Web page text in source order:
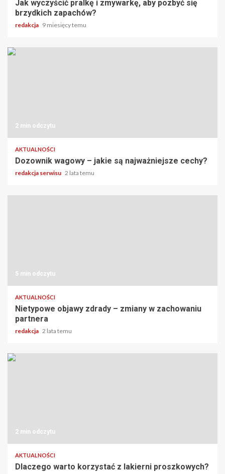
Jak wyczyścić pralkę i zmywarkę, aby pozbyć się
brzydkich zapachów?
redakcja 9 miesięcy temu
2 min odczytu
AKTUALNOŚCI
Dozownik wagowy – jakie są najważniejsze cechy?
redakcja serwisu 2 lata temu
5 min odczytu
AKTUALNOŚCI
Nietypowe objawy zdrady – zmiany w zachowaniu
partnera
redakcja 2 lata temu
2 min odczytu
AKTUALNOŚCI
Dlaczego warto korzystać z lakierni proszkowych?